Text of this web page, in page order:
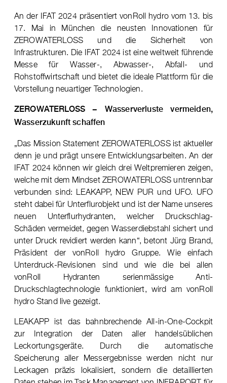
An der IFAT 2024 präsentiert vonRoll hydro vom 13. bis
17. Mai in München die neusten Innovationen für
ZEROWATERLOSS und die Sicherheit von
Infrastrukturen. Die IFAT 2024 ist eine weltweit führende
Messe für Wasser-, Abwasser-, Abfall- und
Rohstoffwirtschaft und bietet die ideale Plattform für die
Vorstellung neuartiger Technologien.
ZEROWATERLOSS − Wasserverluste vermeiden,
Wasserzukunft schaffen
„Das Mission Statement ZEROWATERLOSS ist aktueller
denn je und prägt unsere Entwicklungsarbeiten. An der
IFAT 2024 können wir gleich drei Weltpremieren zeigen,
welche mit dem Mindset ZEROWATERLOSS untrennbar
verbunden sind: LEAKAPP, NEW PUR und UFO. UFO
steht dabei für Unterflurobjekt und ist der Name unseres
neuen Unterflurhydranten, welcher Druckschlag-
Schäden vermeidet, gegen Wasserdiebstahl sichert und
unter Druck revidiert werden kann“, betont Jürg Brand,
Präsident der vonRoll hydro Gruppe. Wie einfach
Unterdruck-Revisionen sind und wie die bei allen
vonRoll Hydranten serienmässige Anti-
Druckschlagtechnologie funktioniert, wird am vonRoll
hydro Stand live gezeigt.
LEAKAPP ist das bahnbrechende All-in-One-Cockpit
zur Integration der Daten aller handelsüblichen
Leckortungsgeräte. Durch die automatische
Speicherung aller Messergebnisse werden nicht nur
Leckagen präzis lokalisiert, sondern die detaillierten